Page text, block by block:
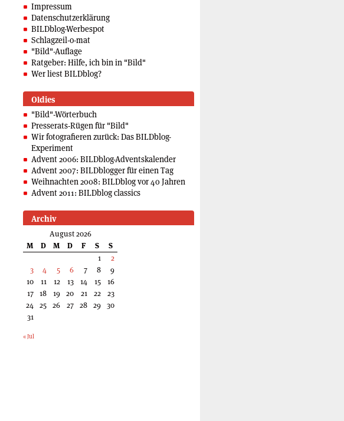
Impressum
Datenschutzerklärung
BILDblog-Werbespot
Schlagzeil-o-mat
"Bild"-Auflage
Ratgeber: Hilfe, ich bin in "Bild"
Wer liest BILDblog?
Oldies
"Bild"-Wörterbuch
Presserats-Rügen für "Bild"
Wir fotografieren zurück: Das BILDblog-
Experiment
Advent 2006: BILDblog-Adventskalender
Advent 2007: BILDblogger für einen Tag
Weihnachten 2008: BILDblog vor 40 Jahren
Advent 2011: BILDblog classics
Archiv
August 2026
M
D M D F S
S
1
2
3
4 5 6 7 8
9
10
11 12 13 14 15
16
17 18 19 20 21 22
23
24 25 26 27 28 29 30
31
« Jul